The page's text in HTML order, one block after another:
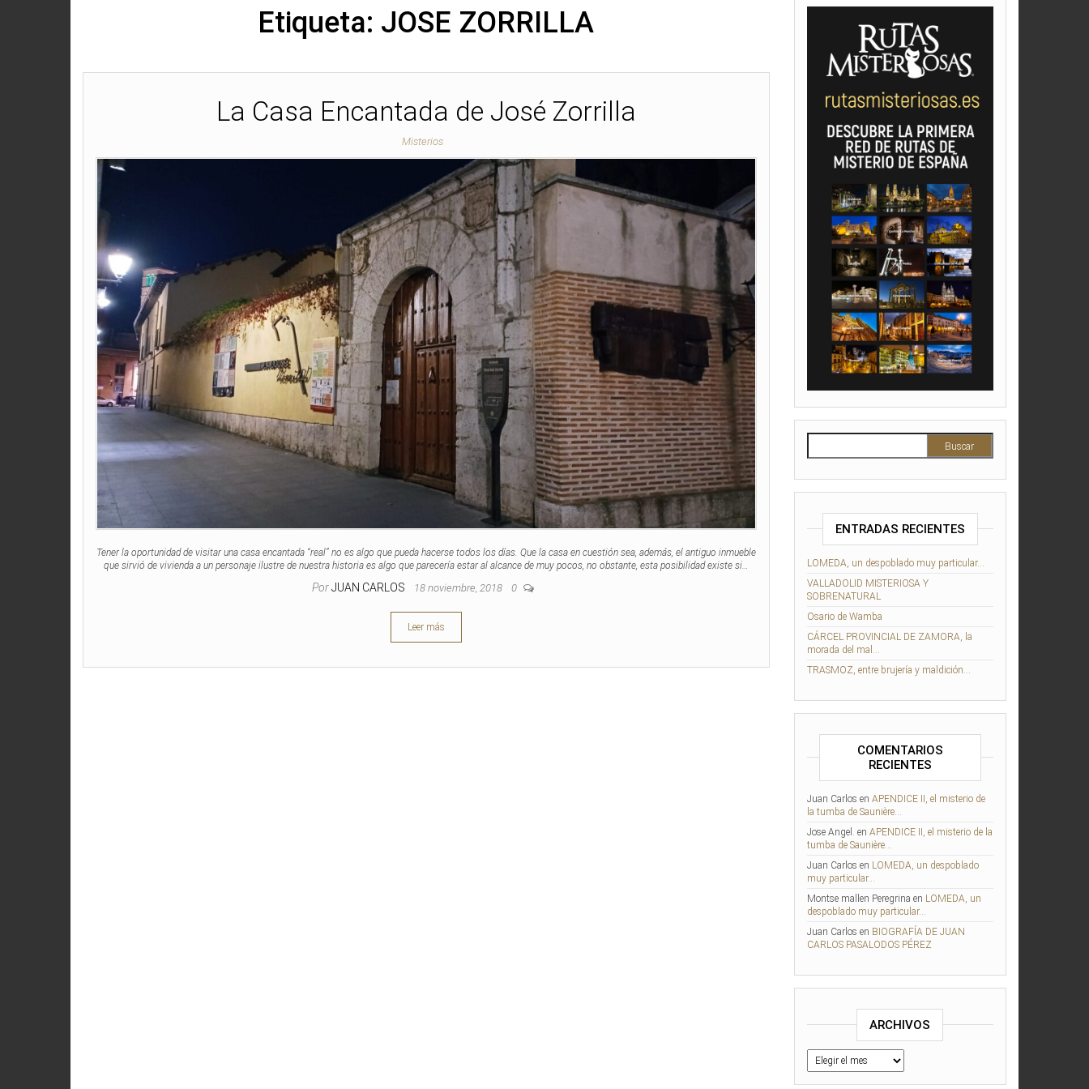
Etiqueta: JOSE ZORRILLA
La Casa Encantada de José Zorrilla
Misterios
Tener la oportunidad de visitar una casa encantada “real” no es algo que pueda hacerse todos los días. Que la casa en cuestión sea, además, el antiguo inmueble
que sirvió de vivienda a un personaje ilustre de nuestra historia es algo que parecería estar al alcance de muy pocos, no obstante, esta posibilidad existe si…
Por JUAN CARLOS 18 noviembre, 2018 0
Leer más
ENTRADAS RECIENTES
LOMEDA, un despoblado muy particular…
VALLADOLID MISTERIOSA Y
SOBRENATURAL
Osario de Wamba
CÁRCEL PROVINCIAL DE ZAMORA, la
morada del mal…
TRASMOZ, entre brujería y maldición…
COMENTARIOS
RECIENTES
Juan Carlos en APENDICE II, el misterio de
la tumba de Saunière…
Jose Angel. en APENDICE II, el misterio de la
tumba de Saunière…
Juan Carlos en LOMEDA, un despoblado
muy particular…
Montse mallen Peregrina en LOMEDA, un
despoblado muy particular…
Juan Carlos en BIOGRAFÍA DE JUAN
CARLOS PASALODOS PÉREZ
ARCHIVOS
Archivos